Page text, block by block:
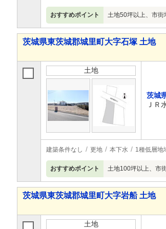
おすすめポイント 土地50坪以上、市街
茨城県東茨城郡城里町大字石塚 土地
土地
茨城
ＪＲ
建築条件なし 更地 本下水 1種低層地
おすすめポイント 土地100坪以上、市
茨城県東茨城郡城里町大字岩船 土地
土地